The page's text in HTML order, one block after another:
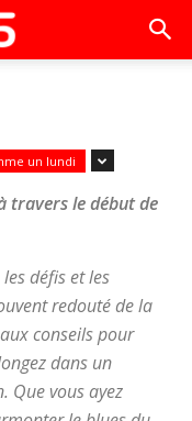
un lundi
travers le début de
défis et les
redouté de la
conseils pour
dans un
Que vous ayez